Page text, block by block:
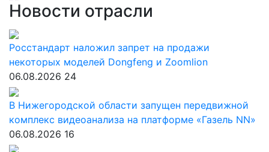
Новости отрасли
Росстандарт наложил запрет на продажи
некоторых моделей Dongfeng и Zoomlion
06.08.2026 24
В Нижегородской области запущен передвижной
комплекс видеоанализа на платформе «Газель NN»
06.08.2026 16